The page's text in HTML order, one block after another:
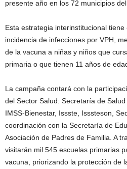
presente año en los 72 municipios del
Esta estrategia interinstitucional
incidencia de infecciones por VPH,
de la vacuna a niñas y niños que
primaria o que tienen 11 años de
La campaña contará con la
del Sector Salud: Secretaría de
IMSS-Bienestar, Issste, Isssteson,
coordinación con la Secretaría de
Asociación de Padres de Familia. A
visitarán mil 545 escuelas primarias
vacuna, priorizando la protección de